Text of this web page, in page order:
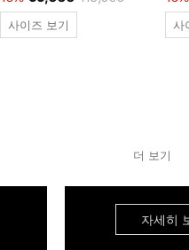
사이즈 보기 사
더 보기
자세히